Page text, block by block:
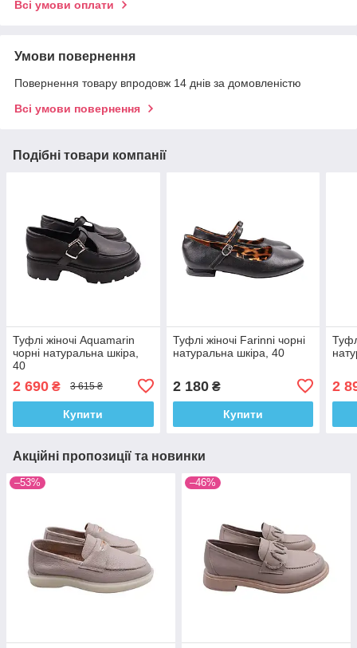
Всі умови оплати
Умови повернення
Повернення товару впродовж 14 днів за домовленістю
Всі умови повернення
Подібні товари компанії
Туфлі жіночі Aquamarin
чорні натуральна шкіра,
40
2 690 ₴ 3 615 ₴
Купити
Туфлі жіночі Farinni чорні
натуральна шкіра, 40
2 180₴
Купити
2
Акційні пропозиції та новинки
–53% –46%